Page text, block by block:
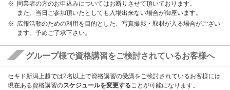
同業者の方のお申込みについてはお断りさせて頂いております。
また、当日ご参加頂いたとしても入場出来ない場合が御座います。
広報活動のための利用を目的とした、写真撮影・取材が入る場合がござい
ます。予めご了承下さい。
グループ様で資格講習をご検討されているお客様へ
セキド新潟上越では2名以上で資格講習の受講をご検討されているお客様には
現在ある資格講習のスケジュールを変更することが可能になります。